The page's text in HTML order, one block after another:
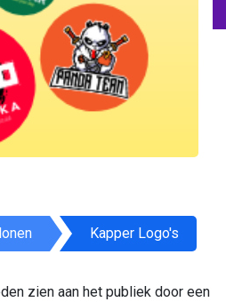
Kapper Logo's
zien aan het publiek door een